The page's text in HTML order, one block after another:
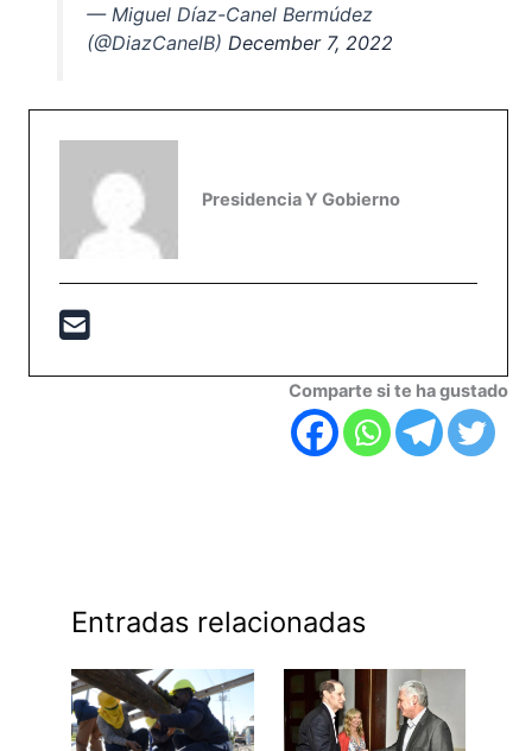
— Miguel Díaz-Canel Bermúdez
(@DiazCanelB) December 7, 2022
Presidencia Y Gobierno
Comparte si te ha gustado
Entradas relacionadas